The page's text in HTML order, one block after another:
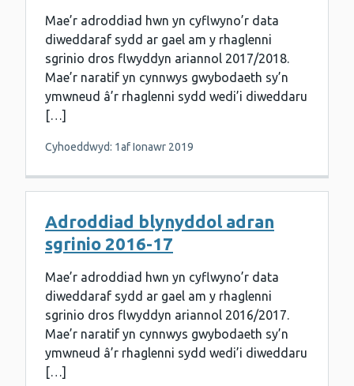
Mae’r adroddiad hwn yn cyflwyno’r data
diweddaraf sydd ar gael am y rhaglenni
sgrinio dros flwyddyn ariannol 2017/2018.
Mae’r naratif yn cynnwys gwybodaeth sy’n
ymwneud â’r rhaglenni sydd wedi’i diweddaru
[…]
Cyhoeddwyd: 1af Ionawr 2019
Adroddiad blynyddol adran
sgrinio 2016-17
Mae’r adroddiad hwn yn cyflwyno’r data
diweddaraf sydd ar gael am y rhaglenni
sgrinio dros flwyddyn ariannol 2016/2017.
Mae’r naratif yn cynnwys gwybodaeth sy’n
ymwneud â’r rhaglenni sydd wedi’i diweddaru
[…]